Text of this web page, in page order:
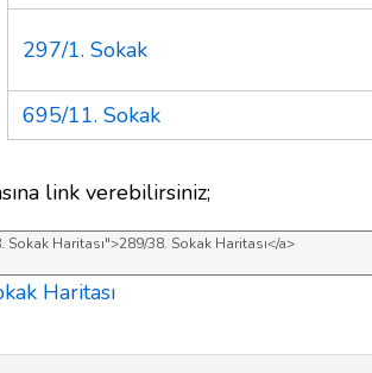
297/1. Sokak
695/11. Sokak
link verebilirsiniz;
Haritası